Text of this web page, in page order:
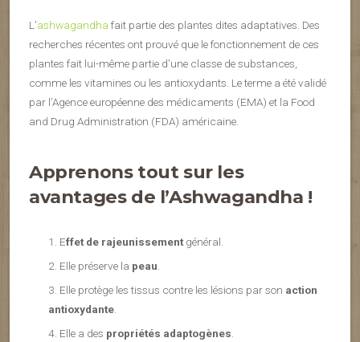
L’ashwagandha fait partie des plantes dites adaptatives. Des
recherches récentes ont prouvé que le fonctionnement de ces
plantes fait lui-même partie d’une classe de substances,
comme les vitamines ou les antioxydants. Le terme a été validé
par l’Agence européenne des médicaments (EMA) et la Food
and Drug Administration (FDA) américaine.
Apprenons tout sur les
avantages de l’Ashwagandha !
Effet de rajeunissement général.
Elle préserve la peau
Elle protège les tissus contre les lésions par son action
antioxydante
Elle a des propriétés adaptogènes